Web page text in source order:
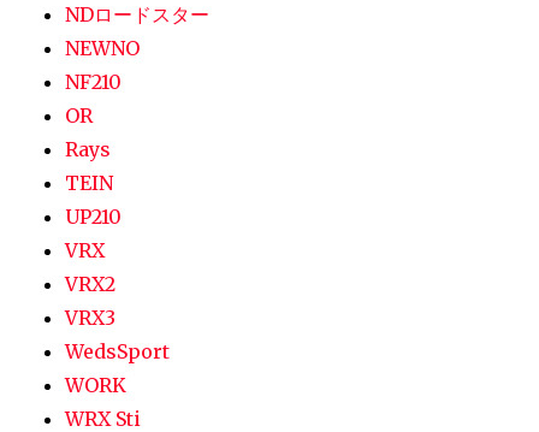
NDロードスター
NEWNO
NF210
OR
Rays
TEIN
UP210
VRX
VRX2
VRX3
WedsSport
WORK
WRX Sti